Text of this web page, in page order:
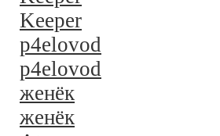
Keeper
p4elovod
p4elovod
женёк
женёк